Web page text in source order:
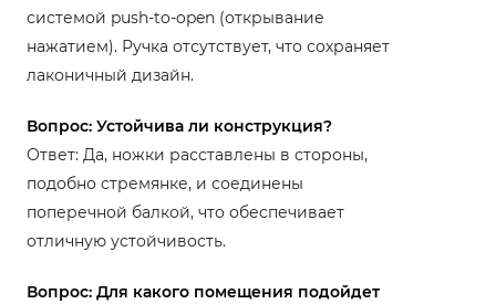
системой push-to-open (открывание
нажатием). Ручка отсутствует, что сохраняет
лаконичный дизайн.
Вопрос: Устойчива ли конструкция?
Ответ: Да, ножки расставлены в стороны,
подобно стремянке, и соединены
поперечной балкой, что обеспечивает
отличную устойчивость.
Вопрос: Для какого помещения подойдет